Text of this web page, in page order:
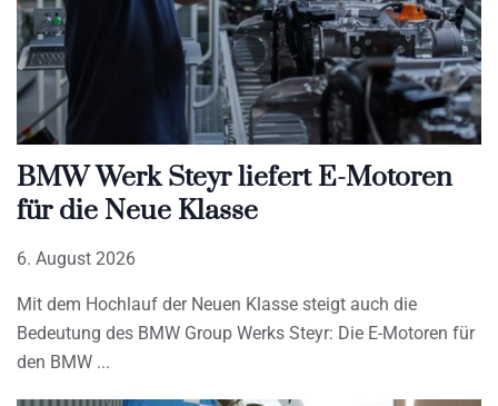
BMW Werk Steyr liefert E-Motoren
für die Neue Klasse
6. August 2026
Mit dem Hochlauf der Neuen Klasse steigt auch die
Bedeutung des BMW Group Werks Steyr: Die E-Motoren für
den BMW